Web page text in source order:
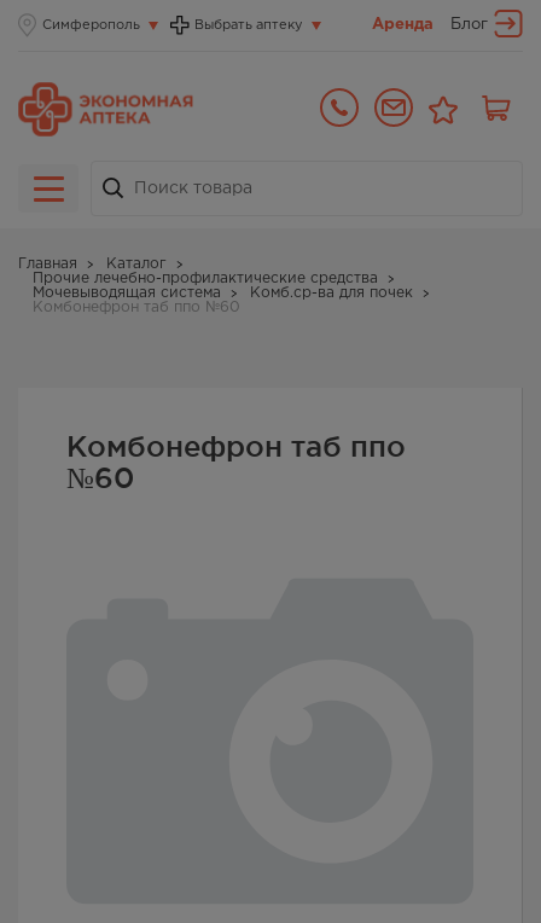
Симферополь Выбрать аптеку Аренда Блог
Главная
Каталог
Прочие лечебно-профилактические средства
Мочевыводящая система
Комб.ср-ва для почек
Комбонефрон таб ппо №60
Комбонефрон таб ппо
№60